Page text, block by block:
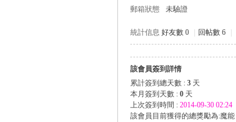
郵箱狀態
未驗證
統計信息 好友數 0 回帖數 6
該會員簽到詳情
累計簽到總天數 : 3 天
本月簽到天數 : 0 天
上次簽到時間 : 2014-09-30 02:24
該會員目前獲得的總獎勵為:魔能